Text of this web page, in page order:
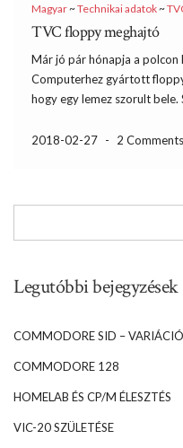
Magyar~Technikai adatok~
TVC floppy meghajtó
Már jó pár hónapja a
Computerhez gyártott
hogy egy lemez szorult
kiszabadítani, majd egy
2018-02-27 - 2 Comments
Legutóbbi bejegyzések
COMMODORE SID –
COMMODORE 128
HOMELAB ÉS CP/M ÉLESZTÉS
VIC-20 SZÜLETÉSE